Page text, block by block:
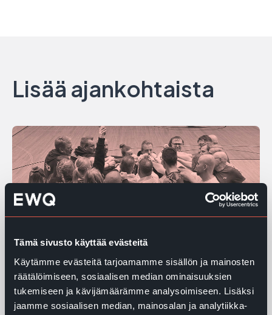
Tämä sivusto käyttää evästeitä
Käytämme evästeitä tarjoamamme sisällön ja mainosten
räätälöimiseen, sosiaalisen median ominaisuuksien
tukemiseen ja kävijämäärämme analysoimiseen. Lisäksi
jaamme sosiaalisen median, mainosalan ja analytiikka-
Lisää ajankohtaista
EWQ julkaisee VSME -pohjaisen
vastuullisuusraportin vuodelta